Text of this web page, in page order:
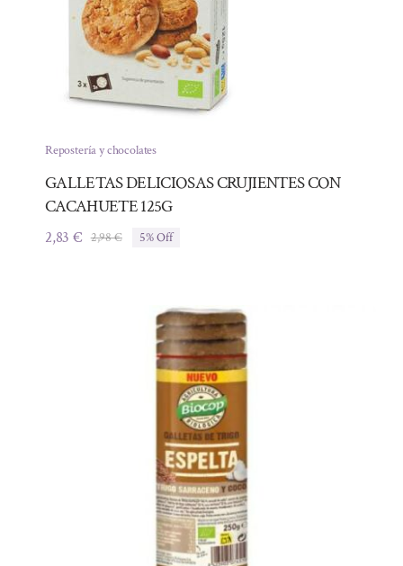
Repostería y chocolates
GALLETAS DELICIOSAS CRUJIENTES CON
CACAHUETE 125G
2,98€El
2,98 €.
2,83€
El
2,83 €.
5% Off